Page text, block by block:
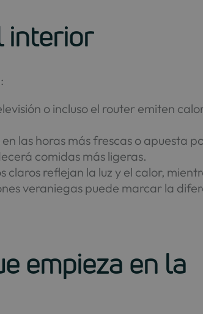
interior
o incluso el router emiten
las horas más frescas o apuesta
comidas más ligeras.
reflejan la luz y el calor,
veraniegas puede marcar la
empieza en la